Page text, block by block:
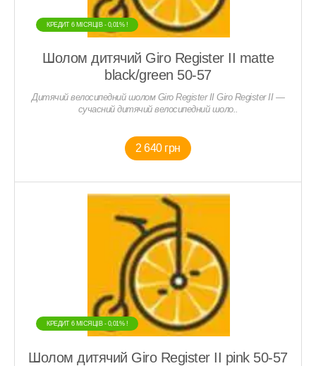
КРЕДИТ 6 МIСЯЦIВ - 0,01% !
Шолом дитячий Giro Register II matte
black/green 50-57
Дитячий велосипедний шолом Giro Register II Giro Register II —
сучасний дитячий велосипедний шоло..
2 640 грн
КРЕДИТ 6 МIСЯЦIВ - 0,01% !
Шолом дитячий Giro Register II pink 50-57